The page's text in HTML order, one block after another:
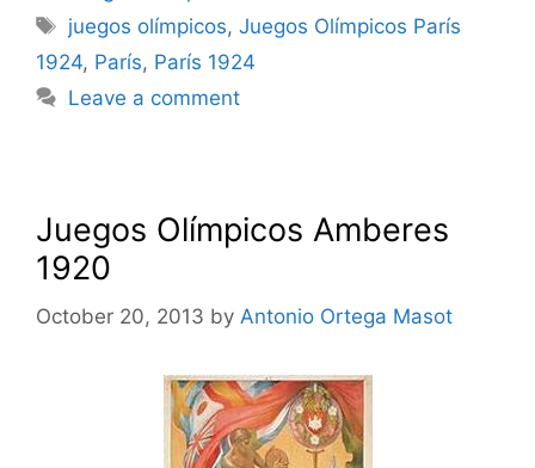
Tags
juegos olímpicos,Juegos Olímpicos París
1924, París, París 1924
Leave a comment
Juegos Olímpicos Amberes
1920
October 20, 2013 by Antonio Ortega Masot